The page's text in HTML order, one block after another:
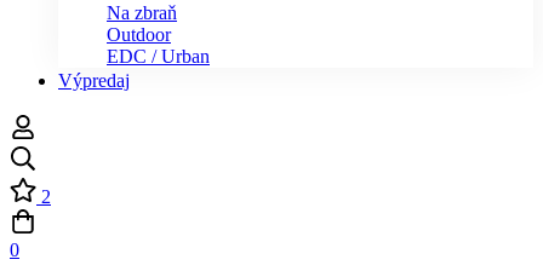
Na zbraň
Outdoor
EDC / Urban
Výpredaj
2
0